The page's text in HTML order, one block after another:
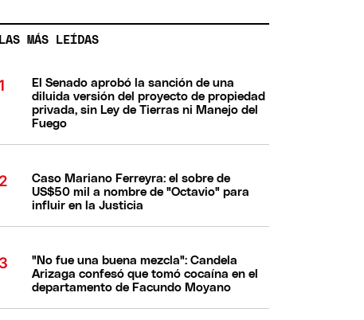
LAS MÁS LEÍDAS
El Senado aprobó la sanción de una
diluida versión del proyecto de propiedad
privada, sin Ley de Tierras ni Manejo del
Fuego
Caso Mariano Ferreyra: el sobre de
US$50 mil a nombre de "Octavio" para
influir en la Justicia
"No fue una buena mezcla": Candela
Arizaga confesó que tomó cocaína en el
departamento de Facundo Moyano